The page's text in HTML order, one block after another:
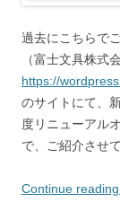
過去にこちらで
（富士文具株式
https://
のサイトにて、
度リニューアル
で、ご紹介させ
Continue reading